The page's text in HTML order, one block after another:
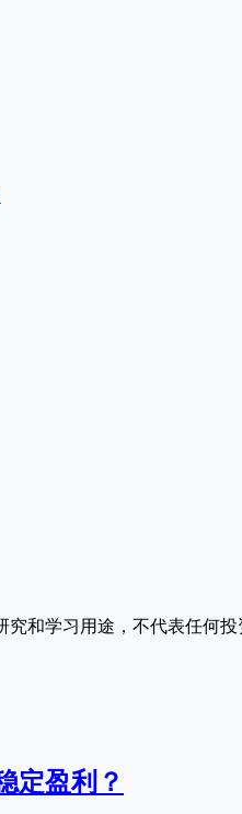
和学习用途，不代表任何
定盈利？